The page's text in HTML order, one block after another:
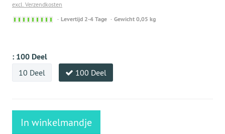
excl. Verzendkosten
Sofort
Levertijd 2-4 Tage Gewicht 0,05 kg
: 100 Deel
10 Deel 100 Deel
In winkelmandje